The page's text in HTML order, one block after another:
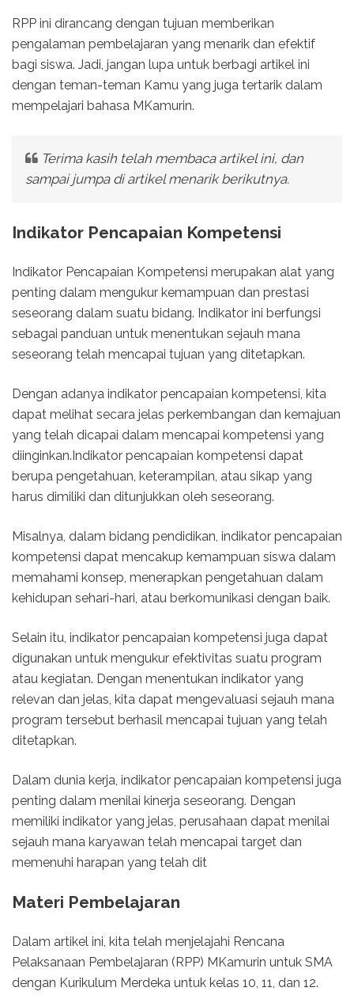
RPP ini dirancang dengan tujuan memberikan
pengalaman pembelajaran yang menarik dan efektif
bagi siswa. Jadi, jangan lupa untuk berbagi artikel ini
dengan teman-teman Kamu yang juga tertarik dalam
mempelajari bahasa MKamurin.
Terima kasih telah membaca artikel ini, dan
sampai jumpa di artikel menarik berikutnya.
Indikator Pencapaian Kompetensi
Indikator Pencapaian Kompetensi merupakan alat yang
penting dalam mengukur kemampuan dan prestasi
seseorang dalam suatu bidang. Indikator ini berfungsi
sebagai panduan untuk menentukan sejauh mana
seseorang telah mencapai tujuan yang ditetapkan.
Dengan adanya indikator pencapaian kompetensi, kita
dapat melihat secara jelas perkembangan dan kemajuan
yang telah dicapai dalam mencapai kompetensi yang
diinginkan.Indikator pencapaian kompetensi dapat
berupa pengetahuan, keterampilan, atau sikap yang
harus dimiliki dan ditunjukkan oleh seseorang.
Misalnya, dalam bidang pendidikan, indikator pencapaian
kompetensi dapat mencakup kemampuan siswa dalam
memahami konsep, menerapkan pengetahuan dalam
kehidupan sehari-hari, atau berkomunikasi dengan baik.
Selain itu, indikator pencapaian kompetensi juga dapat
digunakan untuk mengukur efektivitas suatu program
atau kegiatan. Dengan menentukan indikator yang
relevan dan jelas, kita dapat mengevaluasi sejauh mana
program tersebut berhasil mencapai tujuan yang telah
ditetapkan.
Dalam dunia kerja, indikator pencapaian kompetensi juga
penting dalam menilai kinerja seseorang. Dengan
memiliki indikator yang jelas, perusahaan dapat menilai
sejauh mana karyawan telah mencapai target dan
memenuhi harapan yang telah dit
Materi Pembelajaran
Dalam artikel ini, kita telah menjelajahi Rencana
Pelaksanaan Pembelajaran (RPP) MKamurin untuk SMA
dengan Kurikulum Merdeka untuk kelas 10, 11, dan 12.